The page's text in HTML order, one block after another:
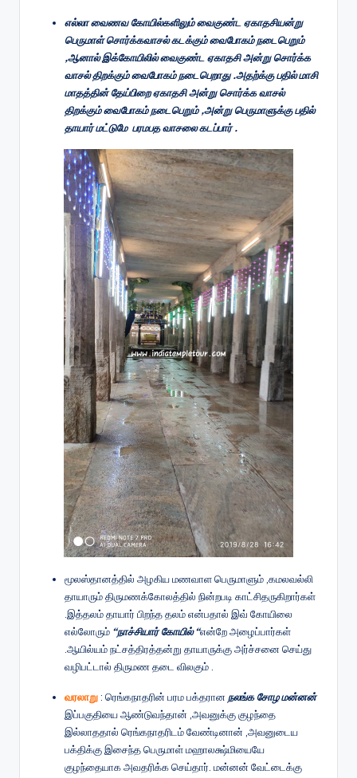
எல்லா வைணவ கோயில்களிலும் வைகுண்ட ஏகாதசியன்று
பெருமாள் சொர்க்கவாசல் கடக்கும் வைபோகம் நடைபெறும்
,ஆனால் இக்கோயிலில் வைகுண்ட ஏகாதசி அன்று சொர்க்க
வாசல் திறக்கும் வைபோகம் நடைபெறாது .அதற்க்கு பதில் மாசி
மாதத்தின் தேய்பிறை ஏகாதசி அன்று சொர்க்க வாசல்
திறக்கும் வைபோகம் நடைபெறும் ,அன்று பெருமாளுக்கு பதில்
தாயார் மட்டுமே பரமபத வாசலை கடப்பார் .
மூலஸ்தானத்தில் அழகிய மணவாள பெருமாளும் ,கமலவல்லி
தாயாரும் திருமணக்கோலத்தில் நின்றபடி காட்சிதருகிறார்கள்
.இத்தலம் தாயார் பிறந்த தலம் என்பதால் இவ் கோயிலை
எல்லோரும் “நாச்சியார் கோயில் “என்றே அழைப்பார்கள்
.ஆயில்யம் நட்சத்திரத்தன்று தாயாருக்கு அர்ச்சனை செய்து
வழிபட்டால் திருமண தடை விலகும் .
வரலாறு : ரெங்கநாதரின் பரம பக்தரான நலங்க சோழ மன்னன்
இப்பகுதியை ஆண்டுவந்தான் ,அவனுக்கு குழந்தை
இல்லாததால் ரெங்கநாதரிடம் வேண்டினான் ,அவனுடைய
பக்திக்கு இசைந்த பெருமாள் மஹாலக்ஷ்மியையே
குழந்தையாக அவதரிக்க செய்தார். மன்னன் வேட்டைக்கு